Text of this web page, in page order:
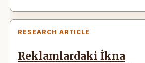
RESEARCH ARTICLE
Reklamlardaki İkna